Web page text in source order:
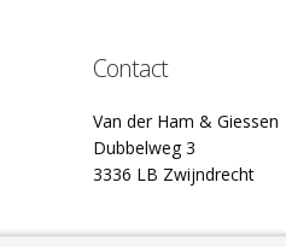
Contact
Van der Ham & Giessen
Dubbelweg 3
3336 LB Zwijndrecht